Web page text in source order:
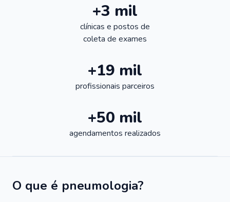
+3 mil
clínicas e postos de
coleta de exames
+19 mil
profissionais parceiros
+50 mil
agendamentos realizados
O que é pneumologia?